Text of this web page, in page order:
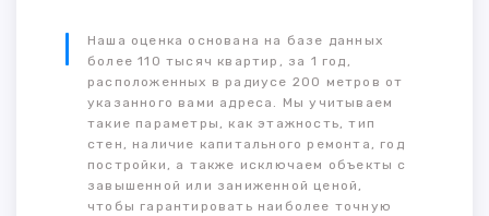
Наша оценка основана на базе данных
более 110 тысяч квартир, за 1 год,
расположенных в радиусе 200 метров от
указанного вами адреса. Мы учитываем
такие параметры, как этажность, тип
стен, наличие капитального ремонта, год
постройки, а также исключаем объекты с
завышенной или заниженной ценой,
чтобы гарантировать наиболее точную